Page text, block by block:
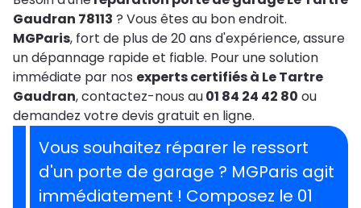
Gaudran 78113 ? Vous êtes au bon endroit.
MGParis, fort de plus de 20 ans d'expérience, assure
un dépannage rapide et fiable. Pour une solution
immédiate par nos experts certifiés à Le Tartre
Gaudran, contactez-nous au01 84 24 42 80 ou
demandez votre devis gratuit en ligne.
Vous souhaitez réparer le ressort
d'un porte de garage ? MGParis agit
immédiatement ! Composez le 01